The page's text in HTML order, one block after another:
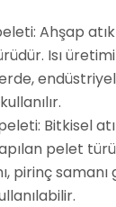
Ahşap
Isı
Bitkisel
pelet
pirinç samanı